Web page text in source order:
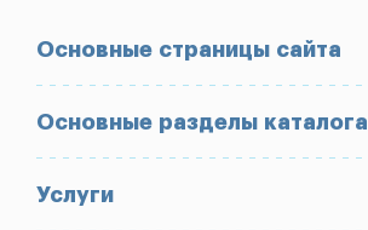
Основные страницы сайта
О компании
Доставка и оплата
Условия возврата товара
Основные разделы каталога
Памятники
Услуги